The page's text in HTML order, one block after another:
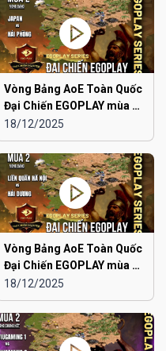
Vòng Bảng AoE Toàn Quốc
Đại Chiến EGOPLAY mùa 2 |
Japan vs Hải Phòng
18/12/2025
Vòng Bảng AoE Toàn Quốc
Đại Chiến EGOPLAY mùa 2 |
Liên Quân Hà Nội vs Hải
Dương
18/12/2025